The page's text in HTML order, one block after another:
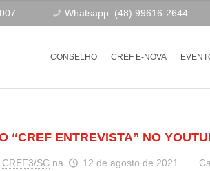
Whatsapp: (48) 99616-2644
CONSELHO CREF E-NOVA
“CREF ENTREVISTA” NO
SC na 12 de agosto de 2021